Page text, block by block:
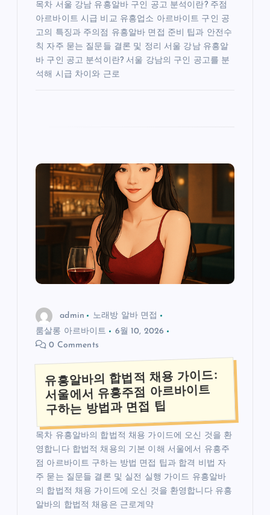
목차 서울 강남 유흥알바 구인 공고 분석이란? 주점
아르바이트 시급 비교 유흥업소 아르바이트 구인 공
고의 특징과 주의점 유흥알바 면접 준비 팁과 안전수
칙 자주 묻는 질문들 결론 및 정리 서울 강남 유흥알
바 구인 공고 분석이란? 서울 강남의 구인 공고를 분
석해 시급 차이와 근로
admin
노래방 알바 면접
룸살롱 아르바이트
6월 10, 2026
0 Comments
유흥알바의 합법적 채용 가이드:
서울에서 유흥주점 아르바이트
구하는 방법과 면접 팁
목차 유흥알바의 합법적 채용 가이드에 오신 것을 환
영합니다 합법적 채용의 기본 이해 서울에서 유흥주
점 아르바이트 구하는 방법 면접 팁과 합격 비법 자
주 묻는 질문들 결론 및 실전 실행 가이드 유흥알바
의 합법적 채용 가이드에 오신 것을 환영합니다 유흥
알바의 합법적 채용은 근로계약